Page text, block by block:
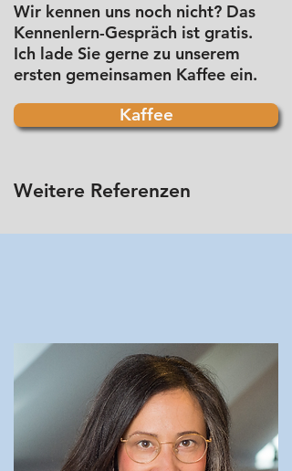
Wir kennen uns noch nicht? Das
Kennenlern-Gespräch ist gratis.
Ich lade Sie gerne zu unserem
ersten gemeinsamen Kaffee ein.
Kaffee
Weitere Referenzen